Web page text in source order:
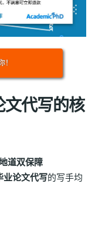
！
代写的核
道双保障
业论文代写的写手均